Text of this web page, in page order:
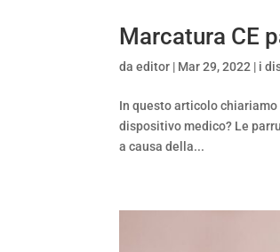
Marcatura CE
daeditor | Mar 29, 2022 | i
In questo articolo
dispositivo medico? Le
a causa della...